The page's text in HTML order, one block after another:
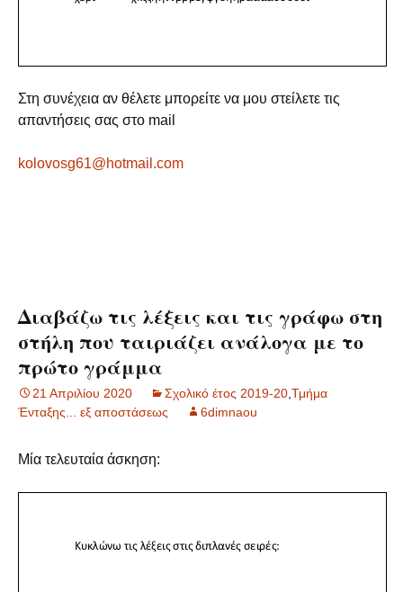
Στη συνέχεια αν θέλετε μπορείτε να μου στείλετε τις
απαντήσεις σας στο mail
kolovosg61@hotmail.com
Διαβάζω τις λέξεις και τις γράφω στη
στήλη που ταιριάζει ανάλογα με το
πρώτο γράμμα
21 Απριλίου 2020 Σχολικό έτος 2019-20 Τμήμα
Ένταξης... εξ αποστάσεως
6dimnaou
Μία τελευταία άσκηση: